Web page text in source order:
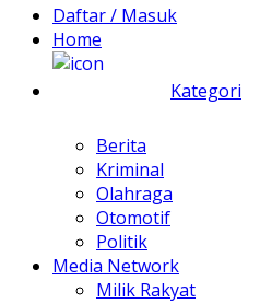
Daftar / Masuk
Home
Kategori
Berita
Kriminal
Olahraga
Otomotif
Politik
Media Network
Milik Rakyat